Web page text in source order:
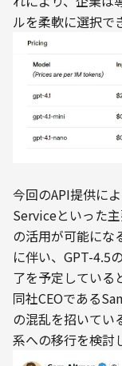
ルを柔軟に選択で
今回のAPI提供に
Serviceといった
の活用が可能にな
に伴い、GPT-4.5
了を予定している
同社CEOである
の混乱を招いてい